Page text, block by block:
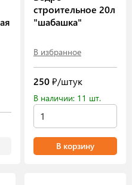
строительное 20л
"шабашка"
В избранное
250₽/штук
В наличии: 11 шт.
В корзину